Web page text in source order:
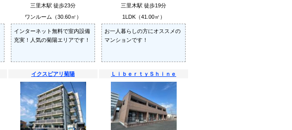
三里木駅 徒歩23分
ワンルーム（30.60㎡）
インターネット無料で室内設備
充実！人気の菊陽エリアです！
三里木駅 徒歩19分
1LDK（41.00㎡）
お一人暮らしの方にオススメの
マンションです！
イクスピアリ菊陽 ＬｉｂｅｒｔｙＳｈｉｎｅ